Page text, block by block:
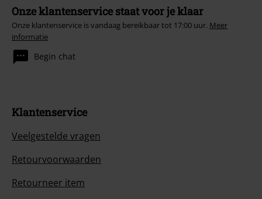
Onze klantenservice staat voor je klaar
Onze klantenservice is vandaag bereikbaar tot 17:00 uur. Meer
informatie
Begin chat
Klantenservice
Veelgestelde vragen
Retourvoorwaarden
Retourneer item